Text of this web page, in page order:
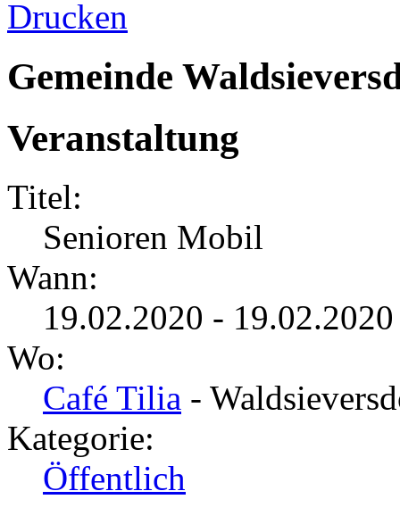
Gemeinde
Veranstaltung
Titel:
Senioren Mobil
Wann:
19.02.2020 -
Wo:
Café Tilia -
Kategorie:
Öffentlich